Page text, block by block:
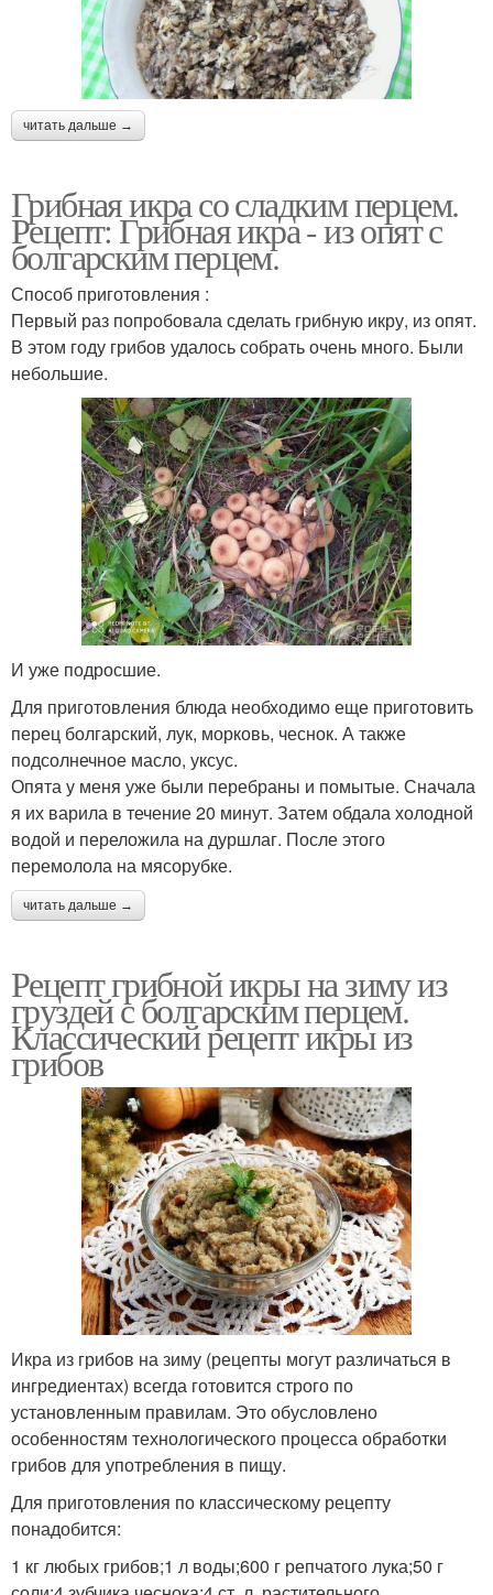
читать дальше →
Грибная икра со сладким перцем.
Рецепт: Грибная икра - из опят с
болгарским перцем.
Способ приготовления :
Первый раз попробовала сделать грибную икру, из опят.
В этом году грибов удалось собрать очень много. Были
небольшие.
И уже подросшие.
Для приготовления блюда необходимо еще приготовить
перец болгарский, лук, морковь, чеснок. А также
подсолнечное масло, уксус.
Опята у меня уже были перебраны и помытые. Сначала
я их варила в течение 20 минут. Затем обдала холодной
водой и переложила на дуршлаг. После этого
перемолола на мясорубке.
читать дальше →
Рецепт грибной икры на зиму из
груздей с болгарским перцем.
Классический рецепт икры из
грибов
Икра из грибов на зиму (рецепты могут различаться в
ингредиентах) всегда готовится строго по
установленным правилам. Это обусловлено
особенностям технологического процесса обработки
грибов для употребления в пищу.
Для приготовления по классическому рецепту
понадобится:
1 кг любых грибов;1 л воды;600 г репчатого лука;50 г